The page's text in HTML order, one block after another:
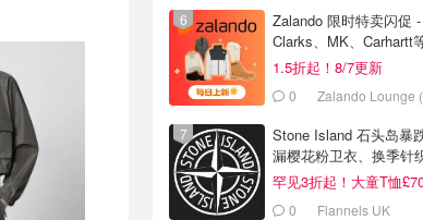
Zalando 限时特卖闪促 -
Clarks、MK、Carhartt
1.5折起！8/7更新
0 Zalando Lounge
Stone Island 石头岛暴
漏樱花粉卫衣、换季针
罕见3折起！大童T恤
0 Flannels UK